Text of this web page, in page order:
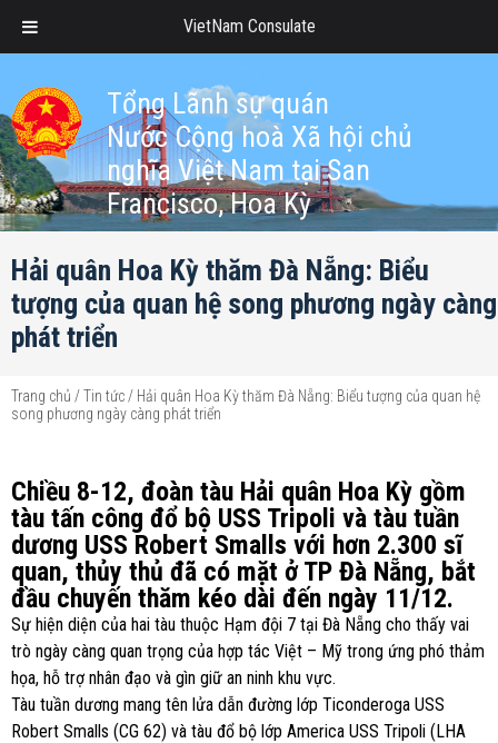
Tổng Lãnh sự quán
Nước Cộng hoà Xã hội chủ
nghĩa Việt Nam tại San
Francisco, Hoa Kỳ
Hải quân Hoa Kỳ thăm Đà Nẵng: Biểu
tượng của quan hệ song phương ngày càng
phát triển
Trang chủ /Tin tức / Hải quân Hoa Kỳ thăm Đà Nẵng: Biểu tượng của quan hệ
song phương ngày càng phát triển
Chiều 8-12, đoàn tàu Hải quân Hoa Kỳ gồm
tàu tấn công đổ bộ USS Tripoli và tàu tuần
dương USS Robert Smalls với hơn 2.300 sĩ
quan, thủy thủ đã có mặt ở TP Đà Nẵng, bắt
đầu chuyến thăm kéo dài đến ngày 11/12.
Sự hiện diện của hai tàu thuộc Hạm đội 7 tại Đà Nẵng cho thấy vai
trò ngày càng quan trọng của hợp tác Việt – Mỹ trong ứng phó thảm
họa, hỗ trợ nhân đạo và gìn giữ an ninh khu vực.
Tàu tuần dương mang tên lửa dẫn đường lớp Ticonderoga USS
Robert Smalls (CG 62) và tàu đổ bộ lớp America USS Tripoli (LHA
VietNam Consulate